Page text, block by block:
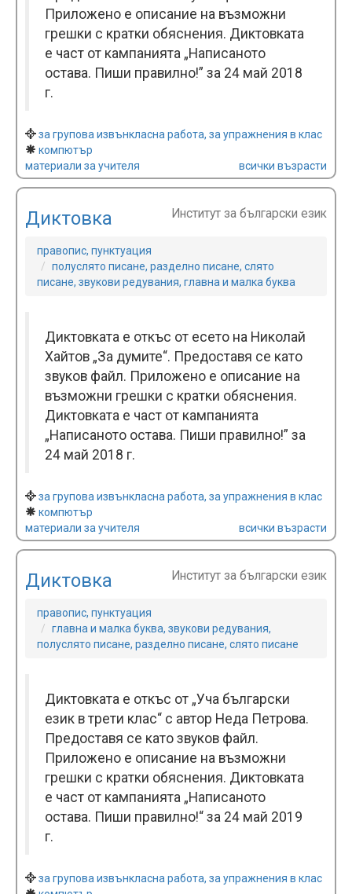
Приложено е описание на възможни
грешки с кратки обяснения. Диктовката
е част от кампанията „Написаното
остава. Пиши правилно!” за 24 май 2018
г.
за групова извънкласна работа, за упражнения в клас
компютър
материали за учителя
всички възрасти
Диктовка Институт за български език
правопис, пунктуация
полуслято писане, разделно писане, слято
писане, звукови редувания, главна и малка буква
Диктовката е откъс от есето на Николай
Хайтов „За думите“. Предоставя се като
звуков файл. Приложено е описание на
възможни грешки с кратки обяснения.
Диктовката е част от кампанията
„Написаното остава. Пиши правилно!” за
24 май 2018 г.
за групова извънкласна работа, за упражнения в клас
компютър
материали за учителя
всички възрасти
Диктовка Институт за български език
правопис, пунктуация
главна и малка буква, звукови редувания,
полуслято писане, разделно писане, слято писане
Диктовката е откъс от „Уча български
език в трети клас“ с автор Неда Петрова.
Предоставя се като звуков файл.
Приложено е описание на възможни
грешки с кратки обяснения. Диктовката
е част от кампанията „Написаното
остава. Пиши правилно!“ за 24 май 2019
г.
за групова извънкласна работа, за упражнения в клас